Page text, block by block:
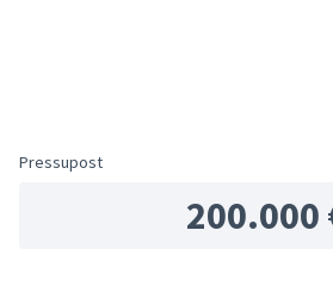
Pressupost
200.000